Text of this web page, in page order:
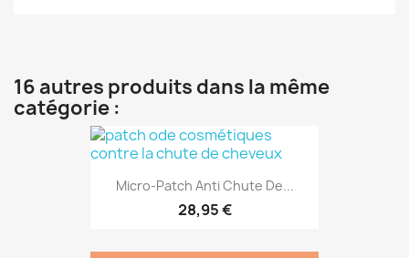
16 autres produits dans la même
catégorie :
Micro-Patch Anti Chute De...
28,95 €